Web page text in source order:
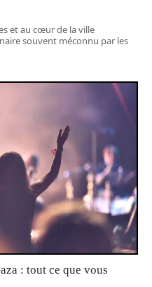
et au cœur de la ville
souvent méconnu par les
: tout ce que vous